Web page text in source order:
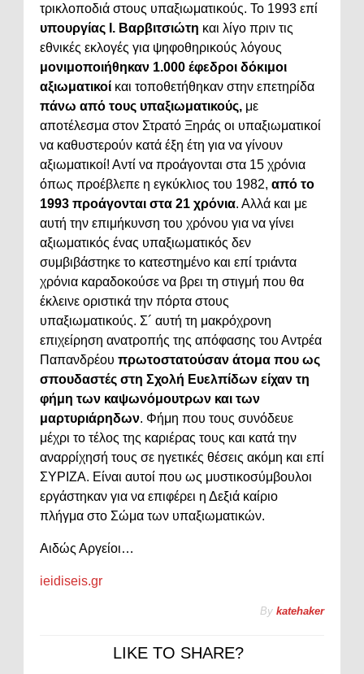
τρικλοποδιά στους υπαξιωματικούς. Το 1993 επί
υπουργίας Ι. Βαρβιτσιώτη και λίγο πριν τις
εθνικές εκλογές για ψηφοθηρικούς λόγους
μονιμοποιήθηκαν 1.000 έφεδροι δόκιμοι
αξιωματικοί και τοποθετήθηκαν στην επετηρίδα
πάνω από τους υπαξιωματικούς, με
αποτέλεσμα στον Στρατό Ξηράς οι υπαξιωματικοί
να καθυστερούν κατά έξη έτη για να γίνουν
αξιωματικοί! Αντί να προάγονται στα 15 χρόνια
όπως προέβλεπε η εγκύκλιος του 1982, από το
1993 προάγονται στα 21 χρόνια. Αλλά και με
αυτή την επιμήκυνση του χρόνου για να γίνει
αξιωματικός ένας υπαξιωματικός δεν
συμβιβάστηκε το κατεστημένο και επί τριάντα
χρόνια καραδοκούσε να βρει τη στιγμή που θα
έκλεινε οριστικά την πόρτα στους
υπαξιωματικούς. Σ´ αυτή τη μακρόχρονη
επιχείρηση ανατροπής της απόφασης του Αντρέα
Παπανδρέου πρωτοστατούσαν άτομα που ως
σπουδαστές στη Σχολή Ευελπίδων είχαν τη
φήμη των καψωνόμουτρων και των
μαρτυριάρηδων. Φήμη που τους συνόδευε
μέχρι το τέλος της καριέρας τους και κατά την
αναρρίχησή τους σε ηγετικές θέσεις ακόμη και επί
ΣΥΡΙΖΑ. Είναι αυτοί που ως μυστικοσύμβουλοι
εργάστηκαν για να επιφέρει η Δεξιά καίριο
πλήγμα στο Σώμα των υπαξιωματικών.
Αιδώς Αργείοι…
ieidiseis.gr
By katehaker
LIKE TO SHARE?